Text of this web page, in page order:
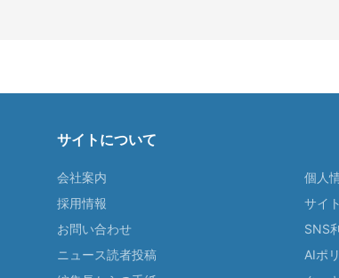
サイトについて
会社案内
採用情報
お問い合わせ
ニュース読者投稿
個人
サイ
SNS
AIポ